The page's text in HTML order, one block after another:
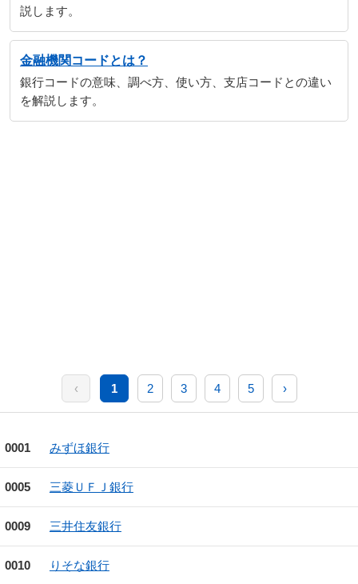
説します。
金融機関コードとは？
銀行コードの意味、調べ方、使い方、支店コードとの違い
を解説します。
‹ 1 2 3 4 5 ›
0001 みずほ銀行
0005 三菱ＵＦＪ銀行
0009 三井住友銀行
0010 りそな銀行